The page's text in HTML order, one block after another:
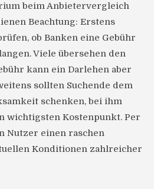
beim Anbietervergleich
Beachtung: Erstens
ob Banken eine Gebühr
Viele übersehen den
kann ein Darlehen aber
sollten Suchende dem
schenken, bei ihm
wichtigsten Kostenpunkt. Per
Nutzer einen raschen
Konditionen zahlreicher